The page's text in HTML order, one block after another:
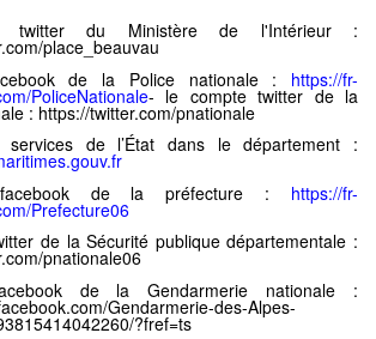
twitter du Ministère de l'Intérieur :
place_beauvau
de la Police nationale : https://fr-
PoliceNationale- le compte twitter de la
: https://twitter.com/pnationale
de l’État dans le département :
de la préfecture : https://fr-
Prefecture06
de la Sécurité publique départementale :
pnationale06
de la Gendarmerie nationale :
Gendarmerie-des-Alpes-
?fref=ts